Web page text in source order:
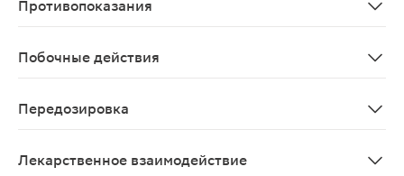
Противопоказания
Побочные действия
Передозировка
Лекарственное взаимодействие